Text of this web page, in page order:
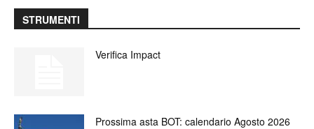
STRUMENTI
Verifica Impact
Prossima asta BOT: calendario Agosto 2026